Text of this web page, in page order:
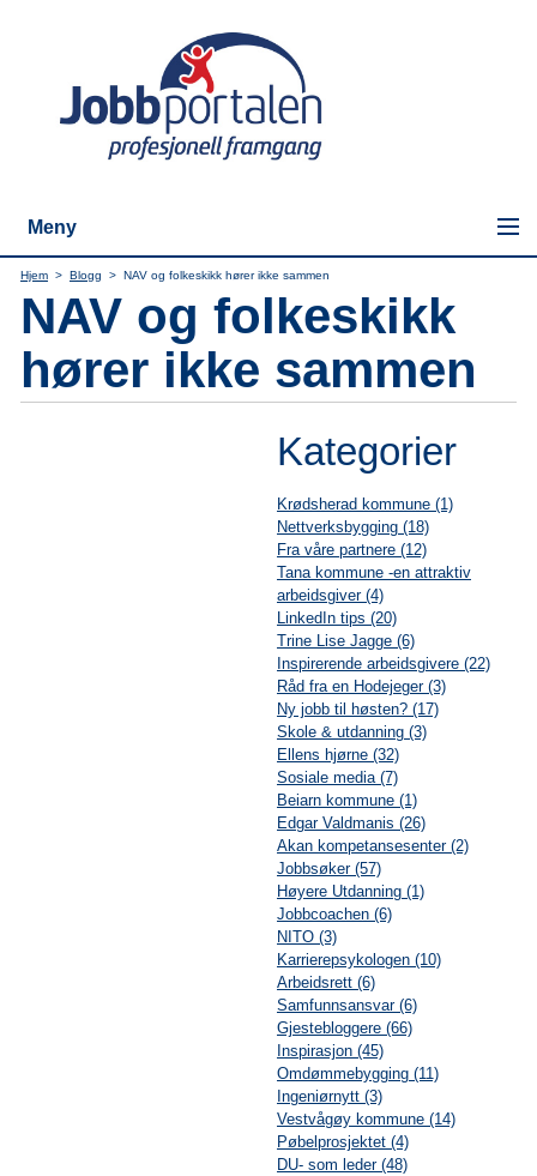
Meny
Hjem > Blogg > NAV og folkeskikk hører ikke sammen
NAV og folkeskikk
hører ikke sammen
Kategorier
Krødsherad kommune (1)
Nettverksbygging (18)
Fra våre partnere (12)
Tana kommune -en attraktiv
arbeidsgiver (4)
LinkedIn tips (20)
Trine Lise Jagge (6)
Inspirerende arbeidsgivere (22)
Råd fra en Hodejeger (3)
Ny jobb til høsten? (17)
Skole & utdanning (3)
Ellens hjørne (32)
Sosiale media (7)
Beiarn kommune (1)
Edgar Valdmanis (26)
Akan kompetansesenter (2)
Jobbsøker (57)
Høyere Utdanning (1)
Jobbcoachen (6)
NITO (3)
Karrierepsykologen (10)
Arbeidsrett (6)
Samfunnsansvar (6)
Gjestebloggere (66)
Inspirasjon (45)
Omdømmebygging (11)
Ingeniørnytt (3)
Vestvågøy kommune (14)
Pøbelprosjektet (4)
DU- som leder (48)